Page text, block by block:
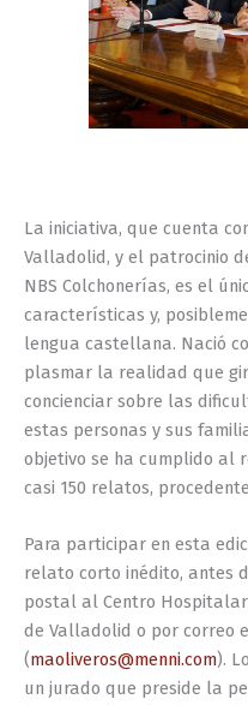
La iniciativa, que cuenta
Valladolid, y el patrocinio de
NBS Colchonerías, es el
características y,
lengua castellana. Nació
plasmar la realidad que
concienciar sobre las
estas personas y sus
objetivo se ha cumplido al
casi 150 relatos,
Para participar en esta
relato corto inédito, antes
postal al Centro
de Valladolid o por correo
(maoliveros@menni.com).
un jurado que preside la